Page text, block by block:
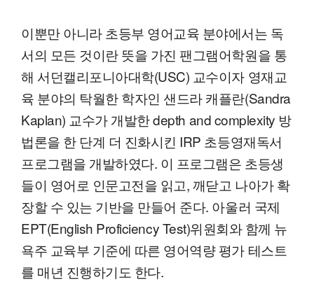
이뿐만 아니라 초등부 영어교육 분야에서는 독
서의 모든 것이란 뜻을 가진 팬그램어학원을 통
해 서던캘리포니아대학(USC) 교수이자 영재교
육 분야의 탁월한 학자인 샌드라 캐플란(Sandra
Kaplan) 교수가 개발한 depth and complexity 방
법론을 한 단계 더 진화시킨 IRP 초등영재독서
프로그램을 개발하였다. 이 프로그램은 초등생
들이 영어로 인문고전을 읽고, 깨닫고 나아가 확
장할 수 있는 기반을 만들어 준다. 아울러 국제
EPT(English Proficiency Test)위원회와 함께 뉴
욕주 교육부 기준에 따른 영어역량 평가 테스트
를 매년 진행하기도 한다.